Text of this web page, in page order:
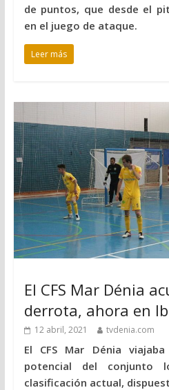
de puntos, que desde el
en el juego de ataque.
Leer más
El CFS Mar Dénia
derrota, ahora en
12 abril, 2021 tvdenia.com
El CFS Mar Dénia
potencial del
clasificación actual,